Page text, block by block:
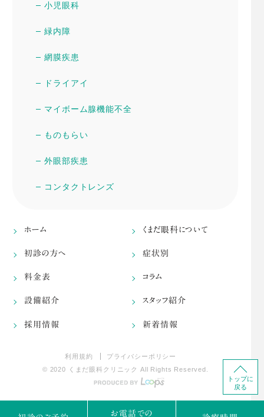
トップに
戻る
お電話での
小児眼科
緑内障
網膜疾患
ドライアイ
マイボーム腺機能不全
ものもらい
外眼部疾患
コンタクトレンズ
ホーム くまだ眼科について
初診の方へ 症状別
料金表 コラム
設備紹介 スタッフ紹介
採用情報 新着情報
利用規約
プライバシーポリシー
© 2020 くまだ眼科クリニック All Rights Reserved.